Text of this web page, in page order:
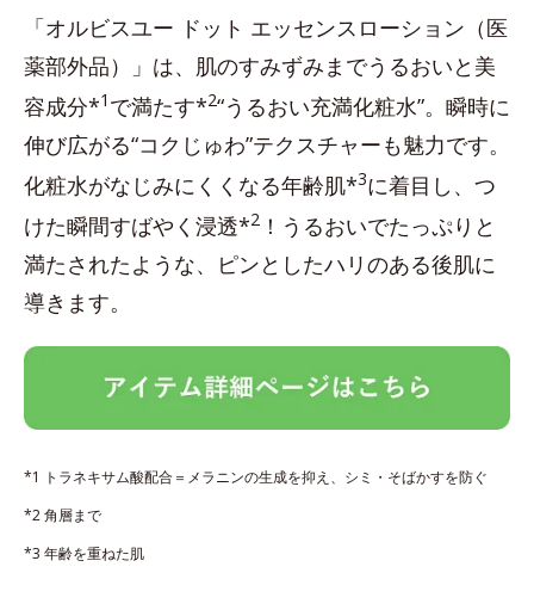
「オルビスユー ドット エッセンスローション（医
薬部外品）」は、肌のすみずみまでうるおいと美
容成分*1 で満たす*2“うるおい充満化粧水”。瞬時に
伸び広がる“コクじゅわ”テクスチャーも魅力です。
化粧水がなじみにくくなる年齢肌*3に着目し、つ
けた瞬間すばやく浸透*2 ！うるおいでたっぷりと
満たされたような、ピンとしたハリのある後肌に
導きます。
*1 トラネキサム酸配合＝メラニンの生成を抑え、シミ・そばかすを防ぐ
*2 角層まで
*3 年齢を重ねた肌